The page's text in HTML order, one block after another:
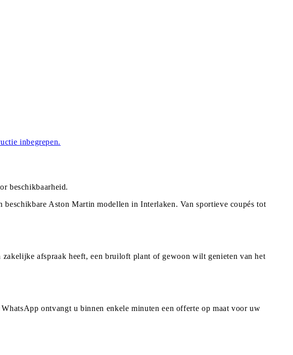
inbegrepen.
beschikbaarheid.
Aston Martin modellen in Interlaken. Van sportieve coupés tot
afspraak heeft, een bruiloft plant of gewoon wilt genieten van het
ontvangt u binnen enkele minuten een offerte op maat voor uw